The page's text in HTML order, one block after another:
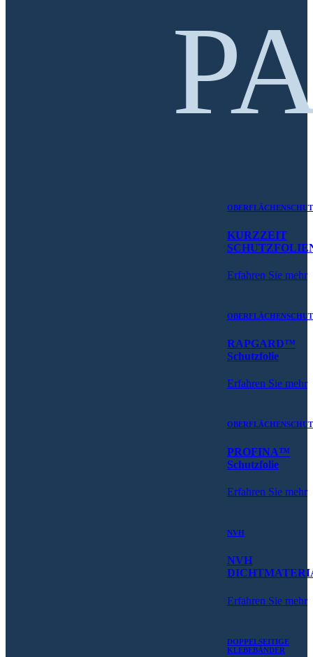
KURZZEIT
Erfahren Sie mehr
RAPGARD™
Schutzfolie
Erfahren Sie mehr
PROFINA™
Schutzfolie
Erfahren Sie mehr
NVH
NVH
Erfahren Sie mehr
DOPPELSEITIGE
KLEBEBÄNDER